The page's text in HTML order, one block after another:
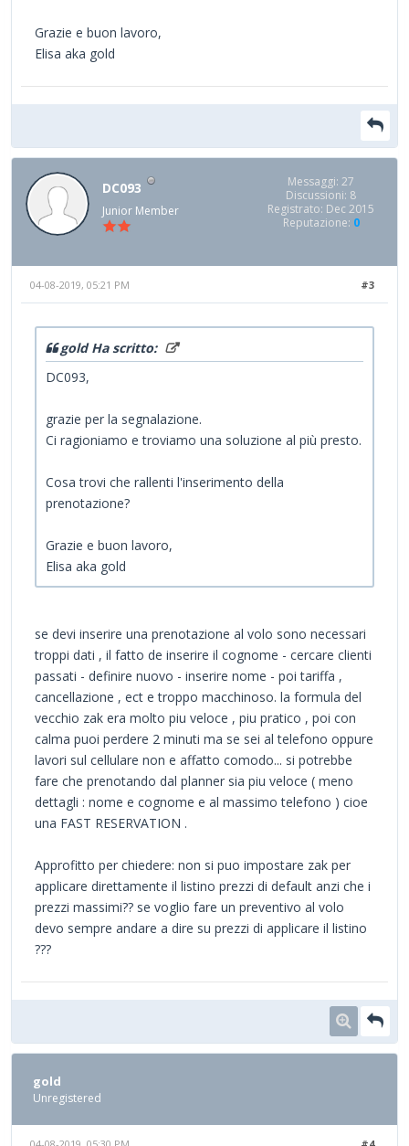
Grazie e buon lavoro,
Elisa aka gold
DC093
Junior Member
Messaggi: 27
Discussioni: 8
Registrato: Dec 2015
Reputazione: 0
#3
04-08-2019, 05:21 PM
gold Ha scritto:
DC093,
grazie per la segnalazione.
Ci ragioniamo e troviamo una soluzione al più presto.
Cosa trovi che rallenti l'inserimento della
prenotazione?
Grazie e buon lavoro,
Elisa aka gold
se devi inserire una prenotazione al volo sono necessari
troppi dati , il fatto de inserire il cognome - cercare clienti
passati - definire nuovo - inserire nome - poi tariffa ,
cancellazione , ect e troppo macchinoso. la formula del
vecchio zak era molto piu veloce , piu pratico , poi con
calma puoi perdere 2 minuti ma se sei al telefono oppure
lavori sul cellulare non e affatto comodo... si potrebbe
fare che prenotando dal planner sia piu veloce ( meno
dettagli : nome e cognome e al massimo telefono ) cioe
una FAST RESERVATION .
Approfitto per chiedere: non si puo impostare zak per
applicare direttamente il listino prezzi di default anzi che i
prezzi massimi?? se voglio fare un preventivo al volo
devo sempre andare a dire su prezzi di applicare il listino
???
gold
Unregistered